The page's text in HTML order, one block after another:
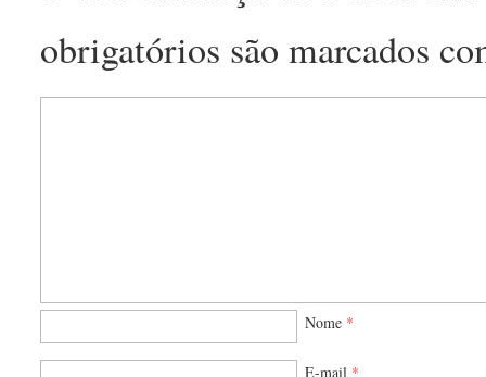
obrigatórios são marcados
Nome *
E-mail *